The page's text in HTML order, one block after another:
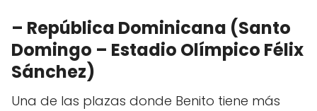
– República Dominicana (Santo
Domingo – Estadio Olímpico Félix
Sánchez)
Una de las plazas donde Benito tiene más